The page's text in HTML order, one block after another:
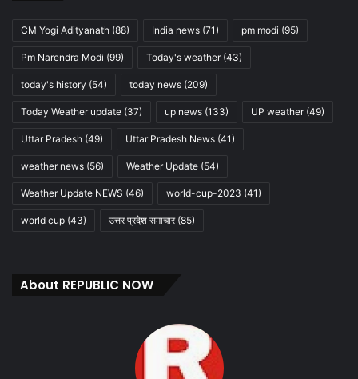
CM Yogi Adityanath (88) India news (71) pm modi (95)
Pm Narendra Modi (99) Today's weather(43)
today's history (54) today news (209)
Today Weather update (37) up news (133) UP weather(49)
Uttar Pradesh (49) Uttar Pradesh News (41)
weather news (56) Weather Update (54)
Weather Update NEWS (46) world-cup-2023 (41)
world cup (43) उत्तर प्रदेश समाचार(85)
About REPUBLIC NOW